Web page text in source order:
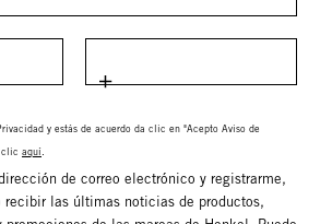
y estás de acuerdo da clic en "Acepto Aviso de
clic aquí
de correo electrónico y registrarme,
recibir las últimas noticias de productos,